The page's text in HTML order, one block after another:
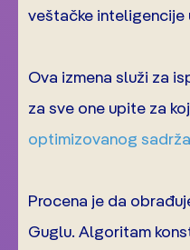
veštačke inteligencije
Ova izmena služi za
za sve one upite za
optimizovanog
Procena je da
Guglu. Algoritam